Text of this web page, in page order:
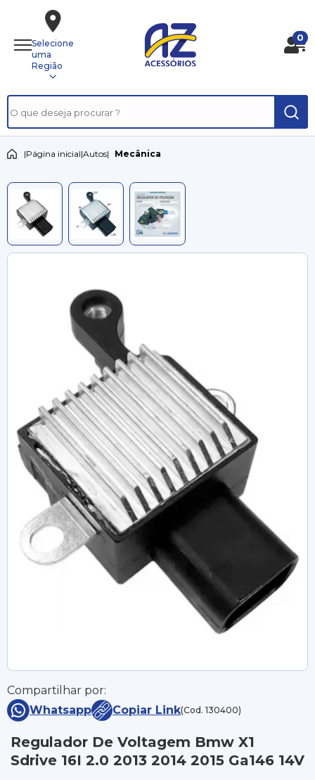
Selecione
uma
Região
0
|Página inicial|Autos| Mecânica
Compartilhar por:
Whatsapp
Copiar Link(Cod. 130400)
Regulador De Voltagem Bmw X1
Sdrive 16I 2.0 2013 2014 2015 Ga146 14V